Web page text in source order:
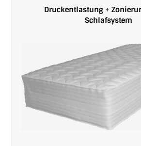
Druckentlastung +
Schlafsystem